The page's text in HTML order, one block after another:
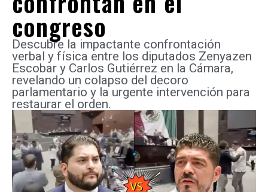
congreso
Descubre la impactante confrontación
verbal y física entre los diputados Zenyazen
Escobar y Carlos Gutiérrez en la Cámara,
revelando un colapso del decoro
parlamentario y la urgente intervención para
restaurar el orden.